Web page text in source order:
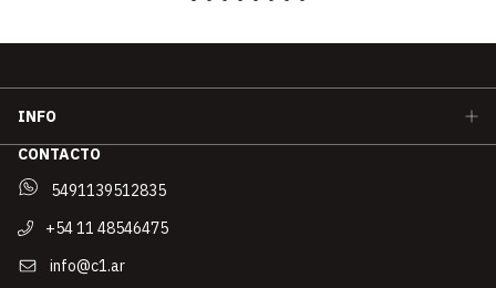
INFO
CONTACTO
5491139512835
+54 11 48546475
info@c1.ar